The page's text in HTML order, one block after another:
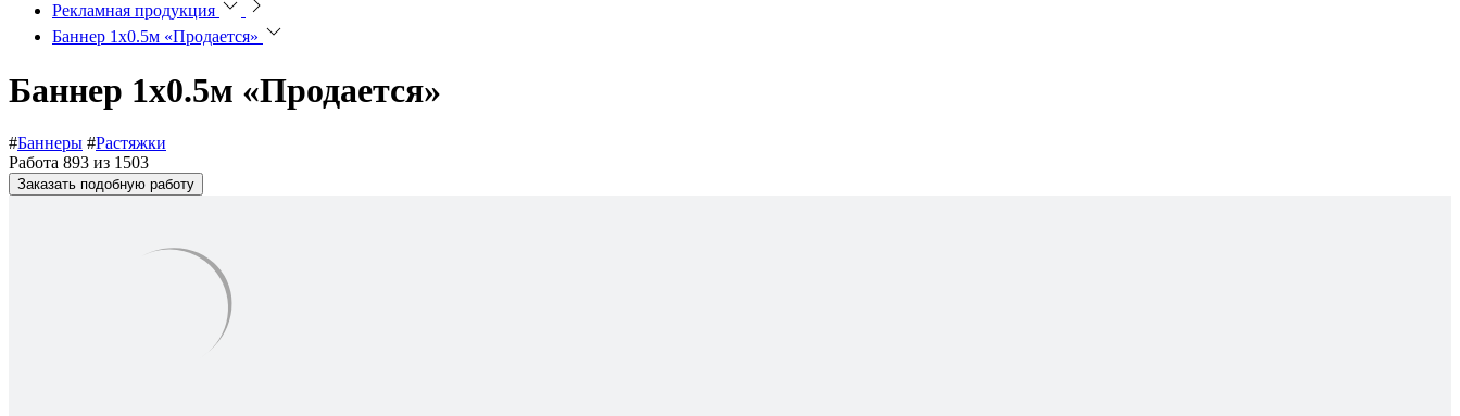
Рекламная продукция
Баннер 1х0.5м «Продается»
Баннер 1х0.5м «Продается»
#Баннеры #Растяжки
Работа 893 из 1503
Заказать подобную работу